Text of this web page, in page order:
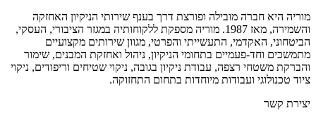
מוריה היא חברה מובילה ופורצת דרך בענף שירותי הניקיון האחזקה
והשמירה, מאז 1987. מוריה מספקת ללקוחותיה במגזר הציבורי, העסקי,
הביטחוני, האקדמי, התעשייתי והפרטי, מגוון שירותים מקצועיים
מתמשכים וחד-פעמיים בתחומי הניקיון, ניהול ואחזקת המבנים, שימור
והברקת משטחי רצפה, עבודת ניקיון בגובה, ניקוי שטיחים וריפודים, ניקוי
ציוד טכנולוגי ועבודות מיוחדות בתחום התחזוקה.
יצירת קשר